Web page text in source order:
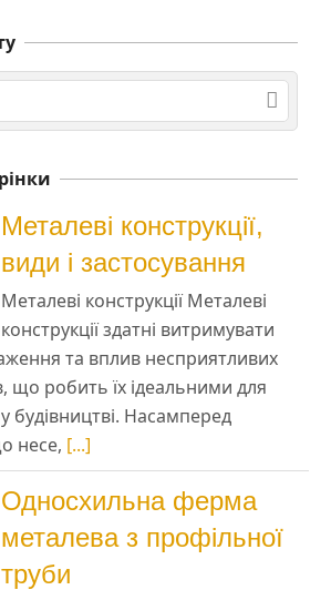
Металеві конструкції,
види і застосування
Металеві конструкції Металеві
конструкції здатні витримувати
та вплив несприятливих
що робить їх ідеальними для
будівництві. Насамперед
несе, [...]
Односхильна ферма
металева з профільної
труби